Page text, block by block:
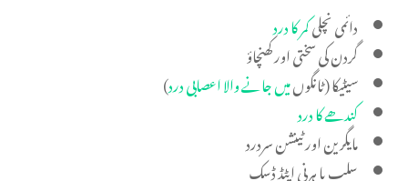
دائمی نچلیکمر کا درد
گردن کی سختی اور کھنچاؤ
سیٹیکا (ٹانگوںمیں جانے والا اعصابی درد)
کندھے کا درد
مایگرین اور ٹینشن سردرد
سلپ یا ہرنی ایٹڈ ڈسک